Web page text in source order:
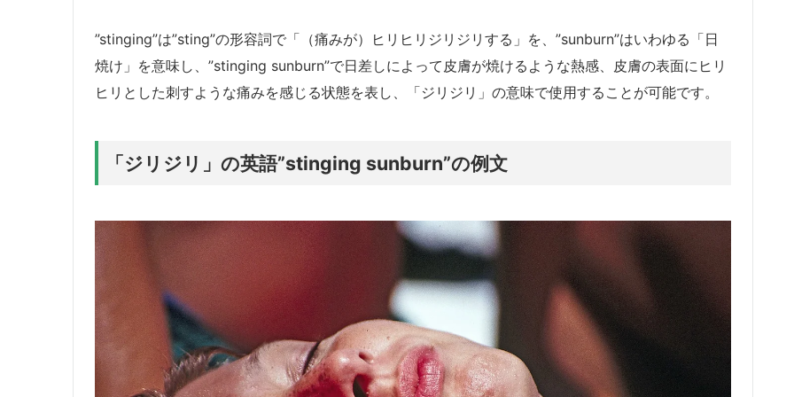
”stinging”は”sting”の形容詞で「（痛みが）ヒリヒリジリジリする」を、”sunburn”はいわゆる「日
焼け」を意味し、”stinging sunburn”で日差しによって皮膚が焼けるような熱感、皮膚の表面にヒリ
ヒリとした刺すような痛みを感じる状態を表し、「ジリジリ」の意味で使用することが可能です。
「ジリジリ」の英語”stinging sunburn”の例文